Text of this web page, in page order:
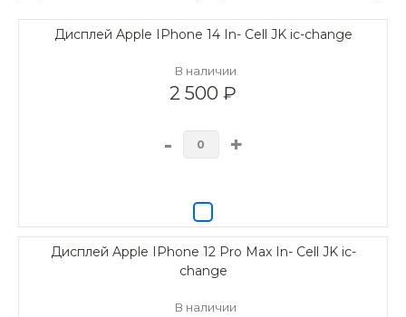
Дисплей Apple IPhone 14 In- Cell JK ic-change
В наличии
2 500 ₽
- +
Дисплей Apple IPhone 12 Pro Max In- Cell JK ic-
change
В наличии